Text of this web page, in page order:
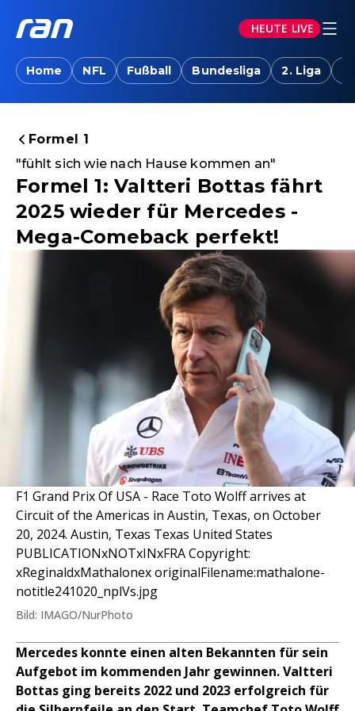
HEUTE LIVE
Home NFL Fußball Bundesliga 2. Liga
Formel 1
"fühlt sich wie nach Hause kommen an"
Formel 1: Valtteri Bottas fährt
2025 wieder für Mercedes -
Mega-Comeback perfekt!
F1 Grand Prix Of USA - Race Toto Wolff arrives at
Circuit of the Americas in Austin, Texas, on October
20, 2024. Austin, Texas Texas United States
PUBLICATIONxNOTxINxFRA Copyright:
xReginaldxMathalonex originalFilename:mathalone-
notitle241020_nplVs.jpg
Bild: IMAGO/NurPhoto
Mercedes konnte einen alten Bekannten für sein
Aufgebot im kommenden Jahr gewinnen. Valtteri
Bottas ging bereits 2022 und 2023 erfolgreich für